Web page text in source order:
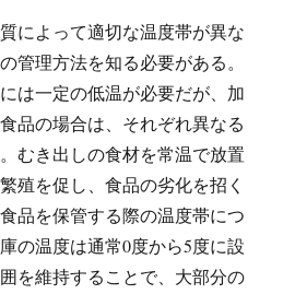
によって適切な温度帯が異な
管理方法を知る必要がある。
は一定の低温が必要だが、加
品の場合は、それぞれ異なる
むき出しの食材を常温で放置
殖を促し、食品の劣化を招く
品を保管する際の温度帯につ
の温度は通常0度から5度に設
を維持することで、大部分の